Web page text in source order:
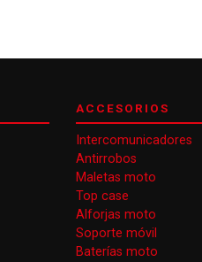
ACCESORIOS
Intercomunicadores
Antirrobos
Maletas moto
Top case
Alforjas moto
Soporte móvil
Baterías moto